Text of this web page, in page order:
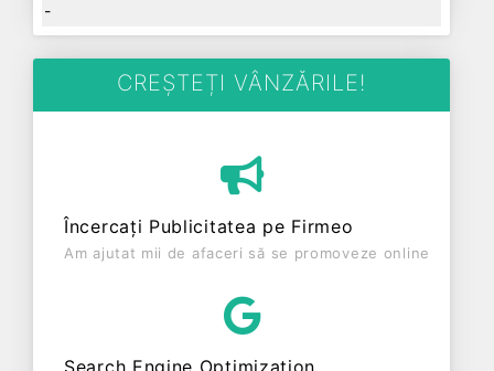
-
CREȘTEȚI VÂNZĂRILE!
Încercați Publicitatea pe Firmeo
Am ajutat mii de afaceri să se promoveze online
Search Engine Optimization